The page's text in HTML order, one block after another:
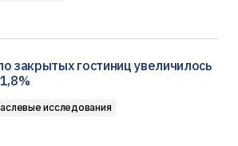
закрытых гостиниц увеличилось
исследования